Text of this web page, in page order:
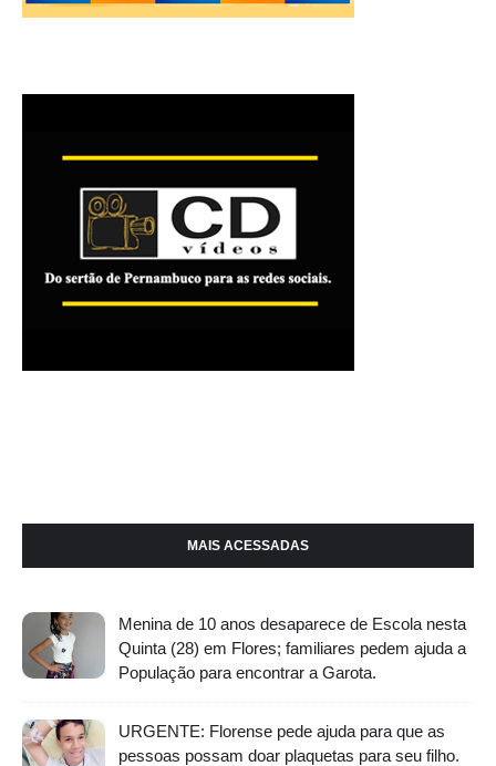
MAIS ACESSADAS
Menina de 10 anos desaparece de Escola nesta
Quinta (28) em Flores; familiares pedem ajuda a
População para encontrar a Garota.
URGENTE: Florense pede ajuda para que as
pessoas possam doar plaquetas para seu filho.